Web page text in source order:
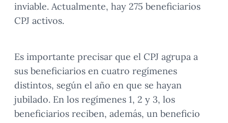
inviable. Actualmente, hay 275 beneficiarios
CPJ activos.
Es importante precisar que el CPJ agrupa a
sus beneficiarios en cuatro regímenes
distintos, según el año en que se hayan
jubilado. En los regímenes 1, 2 y 3, los
beneficiarios reciben, además, un beneficio